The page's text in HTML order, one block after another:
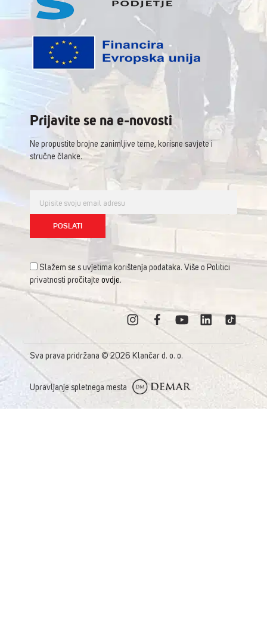
Prijavite se na e-novosti
Ne propustite brojne zanimljive teme, korisne savjete i
stručne članke.
Slažem se s uvjetima korištenja podataka. Više o Politici
privatnosti pročitajte ovdje.
Sva prava pridržana © 2026 Klančar d. o. o.
Upravljanje spletnega mesta